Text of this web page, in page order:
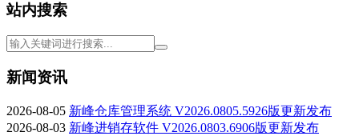
站内搜索
新闻资讯
2026-08-05 新峰仓库管理系统 V2026.0805.5926版更新发布
2026-08-03 新峰进销存软件 V2026.0803.6906版更新发布